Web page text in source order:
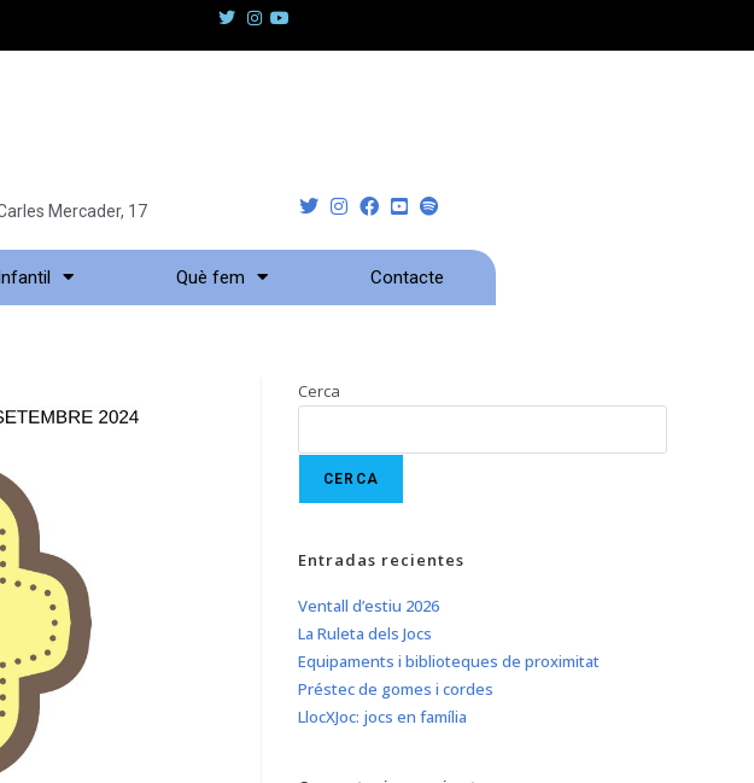
Mercader, 17
Què fem Contacte
Cerca
CERCA
Entradas recientes
Ventall d’estiu 2026
La Ruleta dels Jocs
Equipaments i biblioteques de proximitat
Préstec de gomes i cordes
LlocXJoc: jocs en família